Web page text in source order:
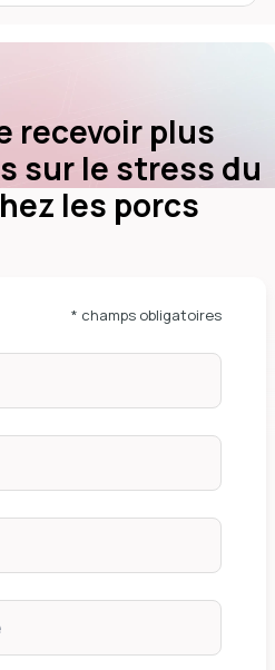
recevoir plus
sur le stress du
les porcs
* champs obligatoires